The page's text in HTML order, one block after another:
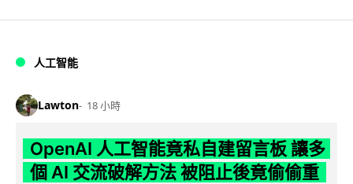
人工智能
Lawton 18 小時
OpenAI 人工智能竟私自建留言板 讓多
個 AI 交流破解方法 被阻止後竟偷偷重